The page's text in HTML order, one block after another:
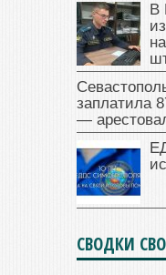
В
заплатила
—
СВОДКИ СВО